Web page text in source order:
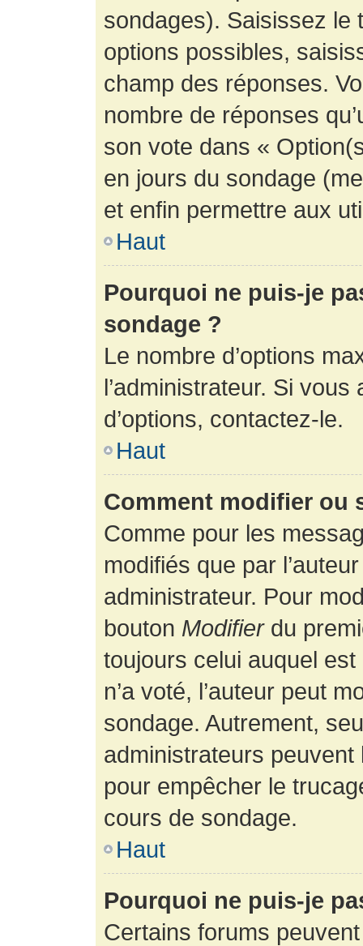
sondages). Saisissez le
options possibles,
champ des réponses.
nombre de réponses
son vote dans «
en jours du sondage
et enfin permettre aux
Haut
Pourquoi ne puis-je
sondage ?
Le nombre d’options
l’administrateur. Si
d’options, contactez-le.
Haut
Comment modifier ou
Comme pour les
modifiés que par
administrateur. Pour
bouton Modifierdu
toujours celui auquel
n’a voté, l’auteur peut
sondage. Autrement,
administrateurs
pour empêcher le
cours de sondage.
Haut
Pourquoi ne puis-je
Certains forums